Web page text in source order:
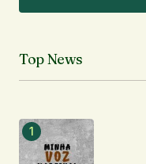
O seu endereço
Comentário
Top News